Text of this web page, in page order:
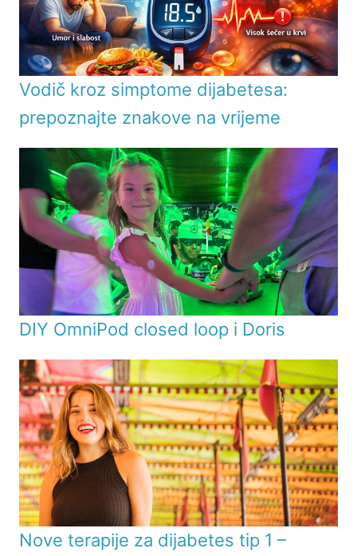
Vodič kroz simptome dijabetesa:
prepoznajte znakove na vrijeme
DIY OmniPod closed loop i Doris
Nove terapije za dijabetes tip 1 –